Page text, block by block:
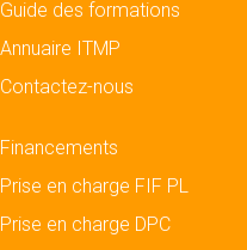
Guide des formations
Annuaire ITMP
Contactez-nous
Financements
Prise en charge FIF PL
Prise en charge DPC